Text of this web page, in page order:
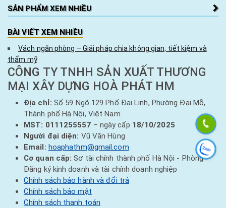
Tp Thủ Đức
Điện thoại: 0917089929
SẢN PHẨM XEM NHIỀU
BÀI VIẾT XEM NHIỀU
Vách ngăn phòng – Giải pháp chia không gian, tiết kiệm và
thẩm mỹ
CÔNG TY TNHH SẢN XUẤT THƯƠNG
MẠI XÂY DỰNG HOÀ PHÁT HM
Địa chỉ: Số 59 Ngõ 129 Phố Đại Linh, Phường Đại Mỗ,
Thành phố Hà Nội, Việt Nam
MST: 0111255557 – ngày cấp 18/10/2025
Người đại diện: Vũ Văn Hùng
Email: hoaphathm@gmail.com
Cơ quan cấp: Sơ tài chính thành phố Hà Nội - Phòng
Đăng ký kinh doanh và tài chính doanh nghiệp
Chính sách bảo hành và đổi trả
Chính sách bảo mật
Chính sách thanh toán